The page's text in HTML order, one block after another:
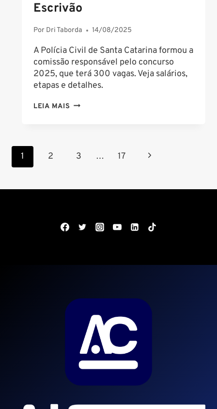
Escrivão
Por Dri Taborda 14/08/2025
A Polícia Civil de Santa Catarina formou a
comissão responsável pelo concurso
2025, que terá 300 vagas. Veja salários,
etapas e detalhes.
LEIA MAIS CONCURSO
2025:
PARA
DE
AGENTE
Navegação
da
Página
1 2 3 … 17
Página